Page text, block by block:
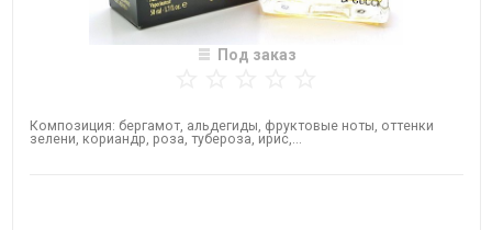
Под заказ
Композиция: бергамот, альдегиды, фруктовые ноты, оттенки
зелени, кориандр, роза, тубероза, ирис,...